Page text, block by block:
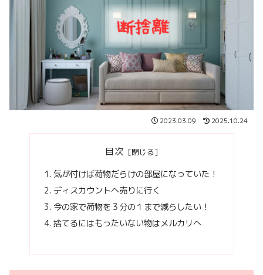
2023.03.09 2025.10.24
目次
気が付けば荷物だらけの部屋になっていた！
ディスカウントへ売りに行く
今の家で荷物を３分の１まで減らしたい！
捨てるにはもったいない物はメルカリへ